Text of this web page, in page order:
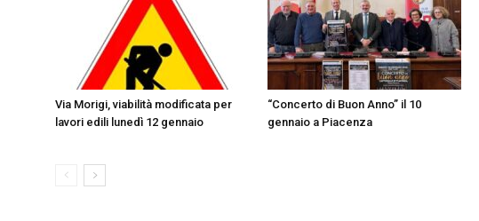
Via Morigi, viabilità modificata per
lavori edili lunedì 12 gennaio
“Concerto di Buon Anno” il 10
gennaio a Piacenza